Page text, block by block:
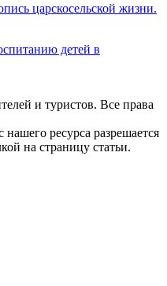
царскосельской жизни.
детей в
и туристов. Все права
ресурса разрешается
на страницу статьи.